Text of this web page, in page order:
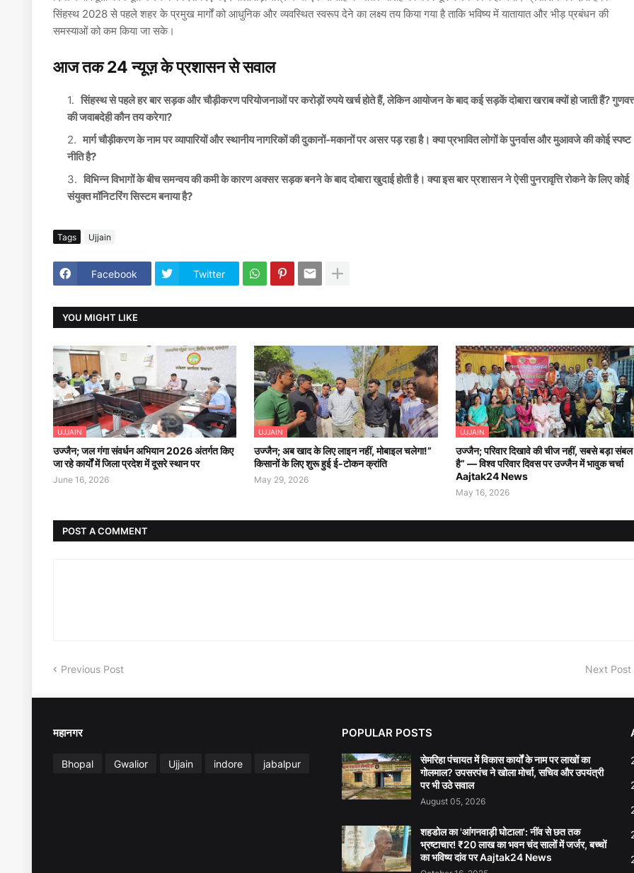
सिंहस्थ 2028 से पहले शहर के प्रमुख मार्गों को आधुनिक और व्यवस्थित स्वरूप देने का लक्ष्य तय किया गया है ताकि भविष्य में यातायात और भीड़ प्रबंधन की
समस्याओं को कम किया जा सके।
आज तक 24 न्यूज़ के प्रशासन से सवाल
सिंहस्थ से पहले हर बार सड़क और चौड़ीकरण परियोजनाओं पर करोड़ों रुपये खर्च होते हैं, लेकिन आयोजन के बाद कई सड़कें दोबारा खराब क्यों हो जाती हैं?
की जवाबदेही कौन तय करेगा?
मार्ग चौड़ीकरण के नाम पर व्यापारियों और स्थानीय नागरिकों की दुकानों-मकानों पर असर पड़ रहा है। क्या प्रभावित लोगों के पुनर्वास और मुआवजे की कोई स्पष्ट
नीति है?
विभिन्न विभागों के बीच समन्वय की कमी के कारण अक्सर सड़क बनने के बाद दोबारा खुदाई होती है। क्या इस बार प्रशासन ने ऐसी पुनरावृत्ति रोकने के लिए कोई
संयुक्त मॉनिटरिंग सिस्टम बनाया है?
Tags Ujjain
Facebook Twitter
YOU MIGHT LIKE
UJJAIN
उज्जैन; जल गंगा संवर्धन अभियान 2026 अंतर्गत किए
जा रहे कार्यों में जिला प्रदेश में दूसरे स्थान पर
June 16, 2026
UJJAIN
उज्जैन; अब खाद के लिए लाइन नहीं, मोबाइल चलेगा!”
किसानों के लिए शुरू हुई ई-टोकन क्रांति
May 29, 2026
UJJAIN
उज्जैन; परिवार दिखावे की चीज नहीं, सबसे बड़ा संबल
है” — विश्व परिवार दिवस पर उज्जैन में भावुक चर्चा
Aajtak24 News
May 16, 2026
POST A COMMENT
Previous Post Next Post
महानगर
Bhopal Gwalior Ujjain indore jabalpur
POPULAR POSTS
सेमरिहा पंचायत में विकास कार्यों के नाम पर लाखों का
गोलमाल? उपसरपंच ने खोला मोर्चा, सचिव और उपयंत्री
पर भी उठे सवाल
August 05, 2026
शहडोल का 'आंगनवाड़ी घोटाला': नींव से छत तक
भ्रष्टाचार! ₹20 लाख का भवन चंद सालों में जर्जर, बच्चों
का भविष्य दांव पर Aajtak24 News